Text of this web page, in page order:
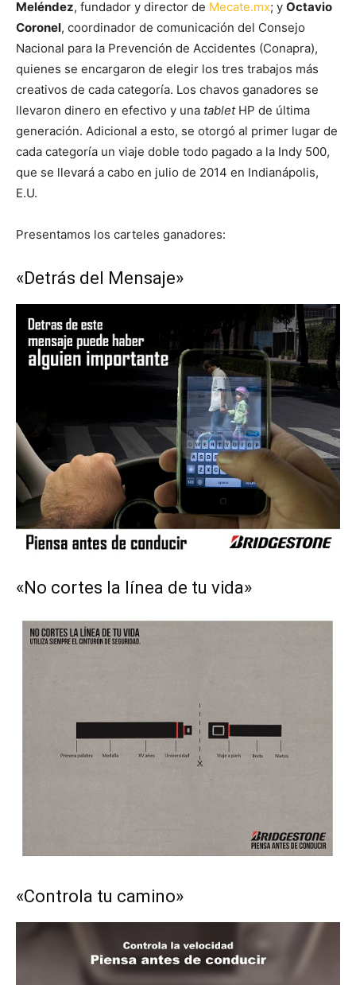
Meléndez, fundador y director de Mecate.mx; y Octavio
Coronel, coordinador de comunicación del Consejo
Nacional para la Prevención de Accidentes (Conapra),
quienes se encargaron de elegir los tres trabajos más
creativos de cada categoría. Los chavos ganadores se
llevaron dinero en efectivo y una tabletHP de última
generación. Adicional a esto, se otorgó al primer lugar de
cada categoría un viaje doble todo pagado a la Indy 500,
que se llevará a cabo en julio de 2014 en Indianápolis,
E.U.
Presentamos los carteles ganadores:
«Detrás del Mensaje»
«No cortes la línea de tu vida»
«Controla tu camino»